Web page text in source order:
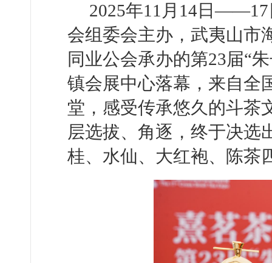
2025年11月14日——17
会组委会主办，武夷山市
同业公会承办的第23届“
镇会展中心落幕，来自全
堂，感受传承悠久的斗茶
层选拔、角逐，终于决选
桂、水仙、大红袍、陈茶